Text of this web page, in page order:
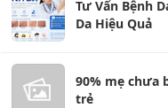
Tư Vấn Bệnh
Da Hiệu Quả
90% mẹ chưa
trẻ